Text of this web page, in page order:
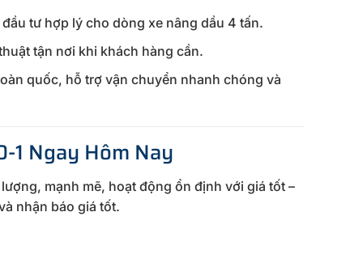
tư hợp lý cho dòng xe nâng dầu 4 tấn.
tận nơi khi khách hàng cần.
quốc, hỗ trợ vận chuyển nhanh chóng và
1 Ngay Hôm Nay
mạnh mẽ, hoạt động ổn định với giá tốt –
nhận báo giá tốt.